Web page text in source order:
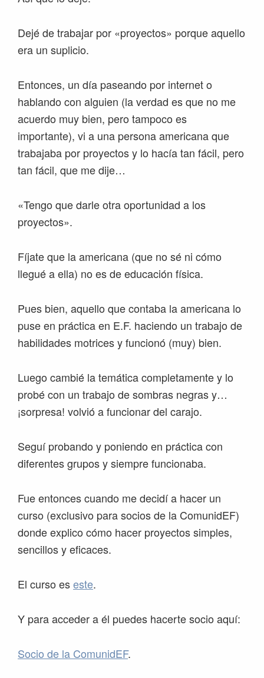
Dejé de trabajar por «proyectos» porque aquello
era un suplicio.
Entonces, un día paseando por internet o
hablando con alguien (la verdad es que no me
acuerdo muy bien, pero tampoco es
importante), vi a una persona americana que
trabajaba por proyectos y lo hacía tan fácil, pero
tan fácil, que me dije…
«Tengo que darle otra oportunidad a los
proyectos».
Fíjate que la americana (que no sé ni cómo
llegué a ella) no es de educación física.
Pues bien, aquello que contaba la americana lo
puse en práctica en E.F. haciendo un trabajo de
habilidades motrices y funcionó (muy) bien.
Luego cambié la temática completamente y lo
probé con un trabajo de sombras negras y…
¡sorpresa! volvió a funcionar del carajo.
Seguí probando y poniendo en práctica con
diferentes grupos y siempre funcionaba.
Fue entonces cuando me decidí a hacer un
curso (exclusivo para socios de la ComunidEF)
donde explico cómo hacer proyectos simples,
sencillos y eficaces.
El curso eseste.
Y para acceder a él puedes hacerte socio aquí:
Socio de la ComunidEF.